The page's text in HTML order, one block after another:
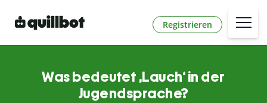
Registrieren
Was bedeutet ‚Lauch‘ in der
Jugendsprache?